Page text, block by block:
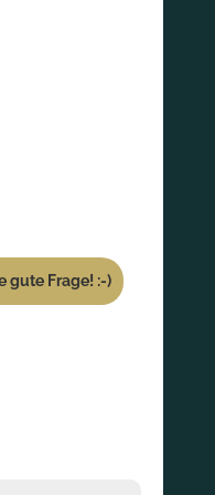
gute Frage! :-)